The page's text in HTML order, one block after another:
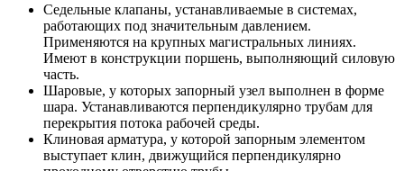
Седельные клапаны, устанавливаемые в системах,
работающих под значительным давлением.
Применяются на крупных магистральных линиях.
Имеют в конструкции поршень, выполняющий силовую
часть.
Шаровые, у которых запорный узел выполнен в форме
шара. Устанавливаются перпендикулярно трубам для
перекрытия потока рабочей среды.
Клиновая арматура, у которой запорным элементом
выступает клин, движущийся перпендикулярно